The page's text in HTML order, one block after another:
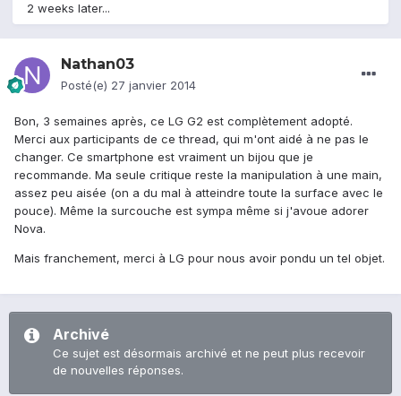
2 weeks later...
Nathan03
Posté(e) 27 janvier 2014
Bon, 3 semaines après, ce LG G2 est complètement adopté.
Merci aux participants de ce thread, qui m'ont aidé à ne pas le
changer. Ce smartphone est vraiment un bijou que je
recommande. Ma seule critique reste la manipulation à une main,
assez peu aisée (on a du mal à atteindre toute la surface avec le
pouce). Même la surcouche est sympa même si j'avoue adorer
Nova.
Mais franchement, merci à LG pour nous avoir pondu un tel objet.
Archivé
Ce sujet est désormais archivé et ne peut plus recevoir
de nouvelles réponses.